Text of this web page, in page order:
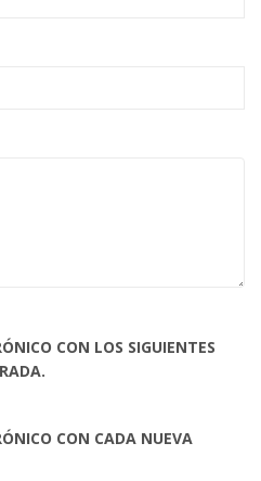
CON LOS SIGUIENTES
CON CADA NUEVA